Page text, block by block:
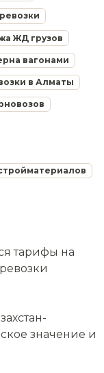
ЖД грузов
вагонами
в Алматы
тарифы на
значение и